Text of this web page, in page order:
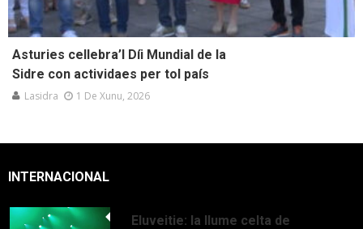
Asturies cellebra’l Díi Mundial de la
Sidre con actividaes per tol país
Lasidra 1 De Xunu, 2026
INTERNACIONAL
Eluveitie: la llume celta de